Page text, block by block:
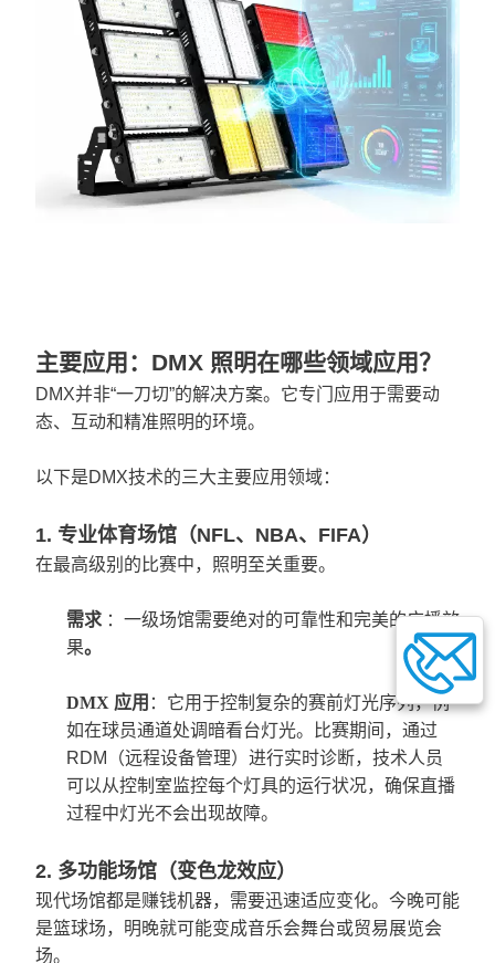
主要应用：DMX 照明在哪些领域应用？
DMX并非“一刀切”的解决方案。它专门应用于需要动
态、互动和精准照明的环境。
以下是DMX技术的三大主要应用领域：
1. 专业体育场馆（NFL、NBA、FIFA）
在最高级别的比赛中，照明至关重要。
需求 ：一级场馆需要绝对的可靠性和完美的广播效
果。
DMX 应用 ：它用于控制复杂的赛前灯光序列，例
如在球员通道处调暗看台灯光。比赛期间，通过
RDM（远程设备管理）进行实时诊断，技术人员
可以从控制室监控每个灯具的运行状况，确保直播
过程中灯光不会出现故障。
2. 多功能场馆（变色龙效应）
现代场馆都是赚钱机器，需要迅速适应变化。今晚可能
是篮球场，明晚就可能变成音乐会舞台或贸易展览会
场。